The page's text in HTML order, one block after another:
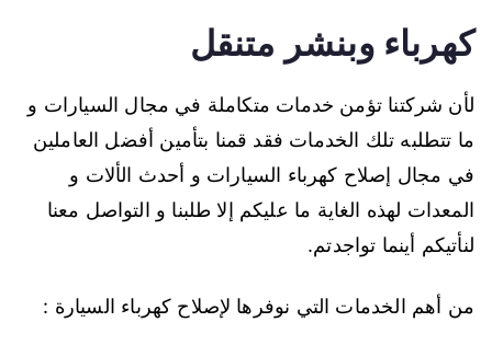
كهرباء وبنشر متنقل
لأن شركتنا تؤمن خدمات متكاملة في مجال السيارات و
ما تتطلبه تلك الخدمات فقد قمنا بتأمين أفضل العاملين
في مجال إصلاح كهرباء السيارات و أحدث الألات و
المعدات لهذه الغاية ما عليكم إلا طلبنا و التواصل معنا
لنأتيكم أينما تواجدتم.
من أهم الخدمات التي نوفرها ﻹصلاح كهرباء السيارة :